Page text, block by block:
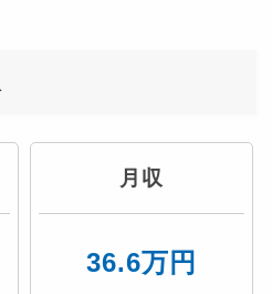
月収
36.6万円